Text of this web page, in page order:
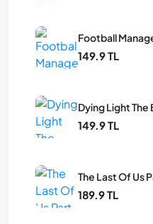
Football
149.9 TL
Dying Light The
149.9 TL
The Last Of Us
189.9 TL